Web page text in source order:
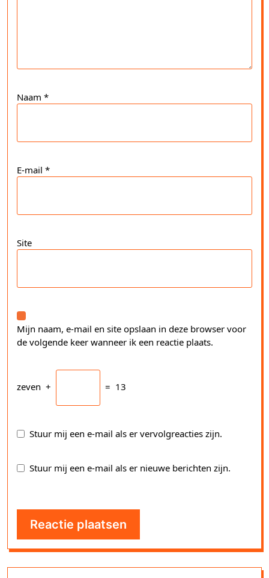
Naam *
E-mail *
Site
Mijn naam, e-mail en site opslaan in deze browser voor
de volgende keer wanneer ik een reactie plaats.
zeven + = 13
Stuur mij een e-mail als er vervolgreacties zijn.
Stuur mij een e-mail als er nieuwe berichten zijn.